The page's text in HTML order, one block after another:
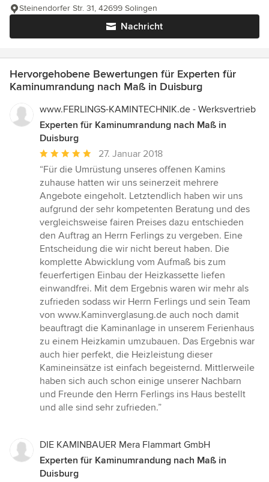
Nachricht
Steinendorfer Str. 31, 42699 Solingen
Hervorgehobene Bewertungen für Experten für
Kaminumrandung nach Maß in Duisburg
www.FERLINGS-KAMINTECHNIK.de - Werksvertrieb
Experten für Kaminumrandung nach Maß in
Duisburg
Durchschnittliche
Bewertung:
5
von
5
Sternen
27. Januar 2018
“Für die Umrüstung unseres offenen Kamins
zuhause hatten wir uns seinerzeit mehrere
Angebote eingeholt. Letztendlich haben wir uns
aufgrund der sehr kompetenten Beratung und des
vergleichsweise fairen Preises dazu entschieden
den Auftrag an Herrn Ferlings zu vergeben. Eine
Entscheidung die wir nicht bereut haben. Die
komplette Abwicklung vom Aufmaß bis zum
feuerfertigen Einbau der Heizkassette liefen
einwandfrei. Mit dem Ergebnis waren wir mehr als
zufrieden sodass wir Herrn Ferlings und sein Team
von www.Kaminverglasung.de auch noch damit
beauftragt die Kaminanlage in unserem Ferienhaus
zu einem Heizkamin umzubauen. Das Ergebnis war
auch hier perfekt, die Heizleistung dieser
Kamineinsätze ist einfach begeisternd. Mittlerweile
haben sich auch schon einige unserer Nachbarn
und Freunde den Herrn Ferlings ins Haus bestellt
und alle sind sehr zufrieden.”
DIE KAMINBAUER Mera Flammart GmbH
Experten für Kaminumrandung nach Maß in
Duisburg